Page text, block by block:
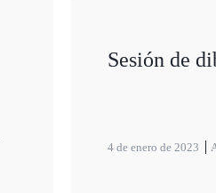
Sesión de
4 de enero de 2023